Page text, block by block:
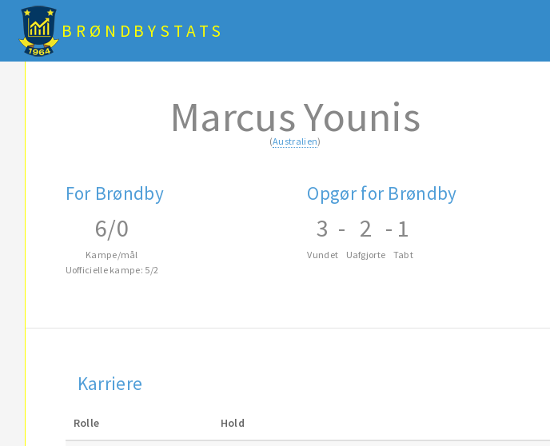
BRØNDBYSTATS
Marcus Younis
(Australien)
For Brøndby
6/0
Kampe/mål
Uofficielle kampe: 5/2
Opgør for Brøndby
3
Vundet
- 2
Uafgjorte
- 1
Tabt
Karriere
Rolle Hold